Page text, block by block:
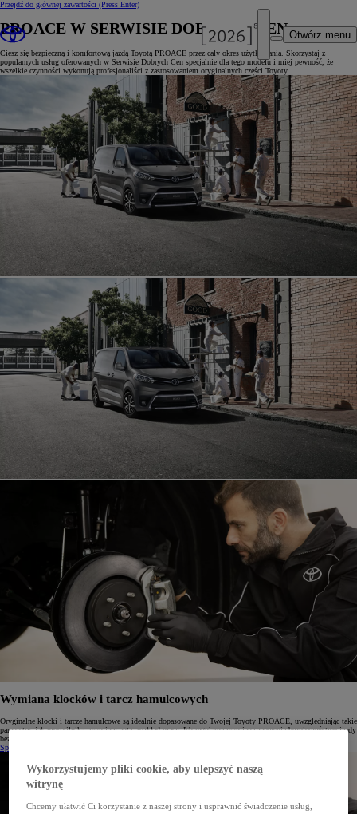
Przejdź do głównej zawartości (Press Enter)
Otwórz menu
PROACE W SERWISIE DOBRYCH CEN
Ciesz się bezpieczną i komfortową jazdą Toyotą PROACE przez cały okres użytkowania. Skorzystaj z
popularnych usług oferowanych w Serwisie Dobrych Cen specjalnie dla tego modelu i miej pewność, że
wszelkie czynności wykonują profesjonaliści z zastosowaniem oryginalnych części Toyoty.
Wymiana klocków i tarcz hamulcowych
Oryginalne klocki i tarcze hamulcowe są idealnie dopasowane do Twojej Toyoty PROACE, uwzględniając takie
parametry, jak moc silnika, wymiary auta, rozkład masy. Ich regularna wymiana zapewnia bezpieczeństwo jazdy
bez względu na warunki drogowe czy temperaturę.
Sprawdź cenę
Wykorzystujemy pliki cookie, aby ulepszyć naszą
witrynę
Chcemy ułatwić Ci korzystanie z naszej strony i usprawnić świadczenie usług,